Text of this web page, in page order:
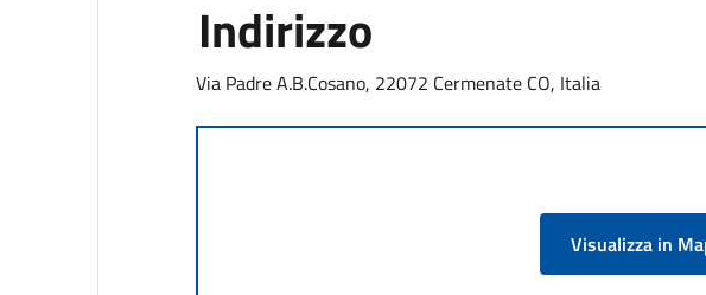
Indirizzo
Via Padre A.B.Cosano, 22072 Cermenate CO, Italia
Visualizza in